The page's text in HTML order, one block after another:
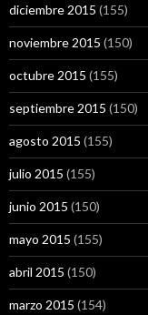
diciembre 2015 (155)
noviembre 2015 (150)
octubre 2015 (155)
septiembre 2015 (150)
agosto 2015 (155)
julio 2015 (155)
junio 2015 (150)
mayo 2015 (155)
abril 2015 (150)
marzo 2015 (154)